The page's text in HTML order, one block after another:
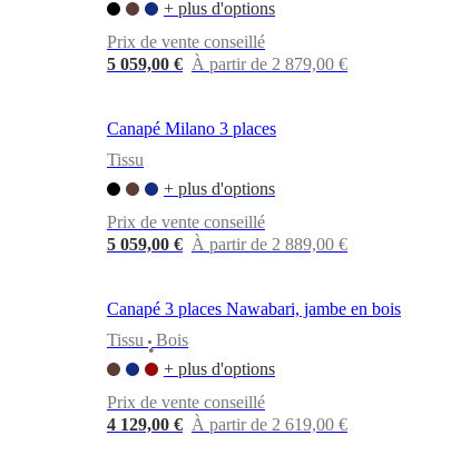
+ plus d'options
Prix de vente conseillé
5 059,00 € À partir de 2 879,00 €
Canapé Milano 3 places
Tissu
+ plus d'options
Prix de vente conseillé
5 059,00 € À partir de 2 889,00 €
Canapé 3 places Nawabari, jambe en bois
Tissu
•
Bois
+ plus d'options
Prix de vente conseillé
4 129,00 € À partir de 2 619,00 €